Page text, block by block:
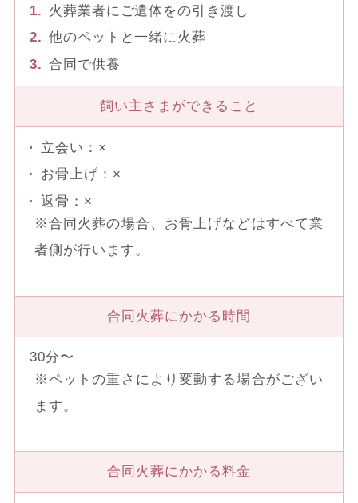
火葬業者にご遺体をの引き渡し
他のペットと一緒に火葬
合同で供養
飼い主さまができること
立会い：×
お骨上げ：×
返骨：×
※合同火葬の場合、お骨上げなどはすべて業
者側が行います。
合同火葬にかかる時間
30分〜
※ペットの重さにより変動する場合がござい
ます。
合同火葬にかかる料金